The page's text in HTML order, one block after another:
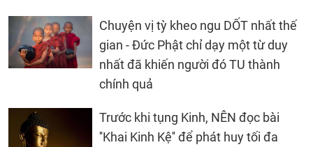
Chuyện vị tỳ kheo ngu DỐT nhất thế
gian - Đức Phật chỉ dạy một từ duy
nhất đã khiến người đó TU thành
chính quả
Trước khi tụng Kinh, NÊN đọc bài
''Khai Kinh Kệ'' để phát huy tối đa